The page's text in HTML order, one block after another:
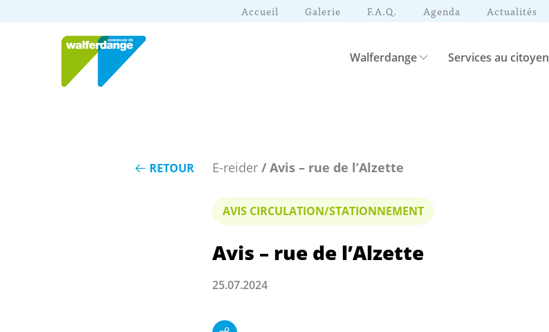
Accueil Galerie F.A.Q. Agenda Actualités
Walferdange Services au citoyen
RETOUR E-reider / Avis – rue de l’Alzette
AVIS CIRCULATION/STATIONNEMENT
Avis – rue de l’Alzette
25.07.2024